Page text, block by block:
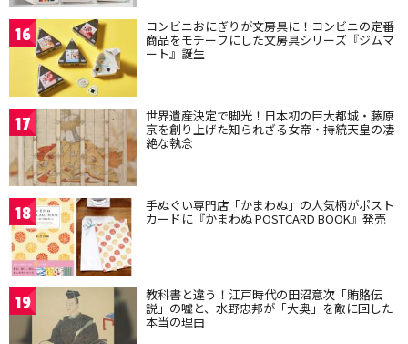
16 コンビニおにぎりが文房具に！コンビニの定番
商品をモチーフにした文房具シリーズ『ジムマ
ート』誕生
17 世界遺産決定で脚光！日本初の巨大都城・藤原
京を創り上げた知られざる女帝・持統天皇の凄
絶な執念
18 手ぬぐい専門店「かまわぬ」の人気柄がポスト
カードに『かまわぬ POSTCARD BOOK』発売
19 教科書と違う！江戸時代の田沼意次「賄賂伝
説」の嘘と、水野忠邦が「大奥」を敵に回した
本当の理由